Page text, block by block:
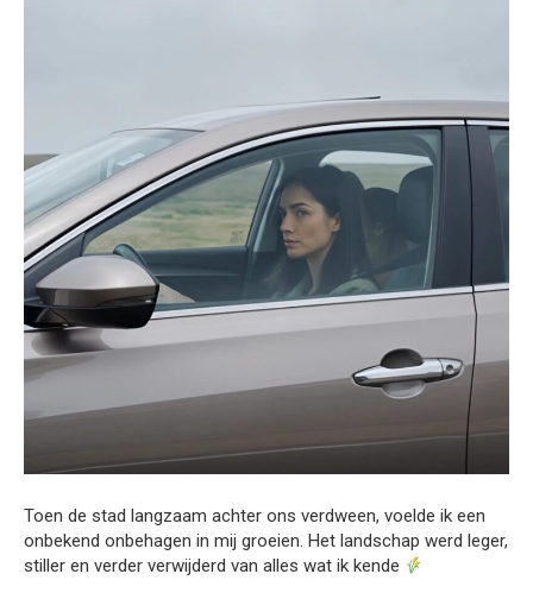
Toen de stad langzaam achter ons verdween, voelde ik een
onbekend onbehagen in mij groeien. Het landschap werd leger,
stiller en verder verwijderd van alles wat ik kende